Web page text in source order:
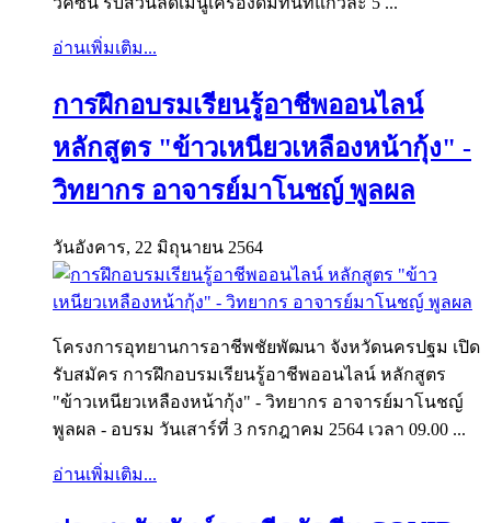
อ่านเพิ่มเติม...
การฝึกอบรมเรียนรู้อาชีพออนไลน์
หลักสูตร "ข้าวเหนียวเหลืองหน้ากุ้ง" -
วิทยากร อาจารย์มาโนชญ์ พูลผล
วันอังคาร, 22 มิถุนายน 2564
โครงการอุทยานการอาชีพชัยพัฒนา จังหวัดนครปฐม เปิด
รับสมัคร การฝึกอบรมเรียนรู้อาชีพออนไลน์ หลักสูตร
"ข้าวเหนียวเหลืองหน้ากุ้ง" - วิทยากร อาจารย์มาโนชญ์
พูลผล - อบรม วันเสาร์ที่ 3 กรกฎาคม 2564 เวลา 09.00 ...
อ่านเพิ่มเติม...